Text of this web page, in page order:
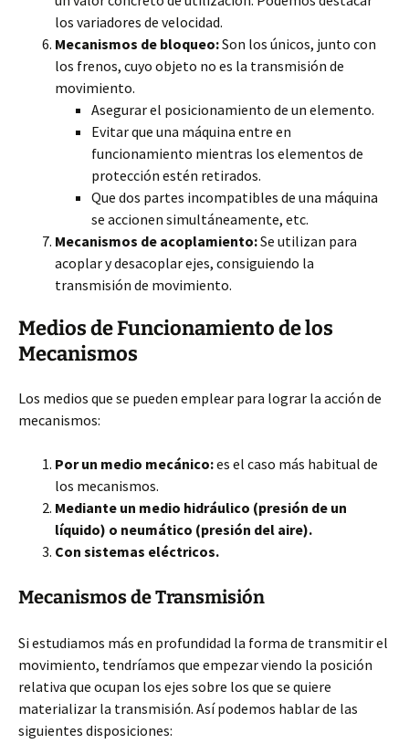
los variadores de velocidad.
Mecanismos de bloqueo:Son los únicos, junto con
los frenos, cuyo objeto no es la transmisión de
movimiento.
Asegurar el posicionamiento de un elemento.
Evitar que una máquina entre en
funcionamiento mientras los elementos de
protección estén retirados.
Que dos partes incompatibles de una máquina
se accionen simultáneamente, etc.
Mecanismos de acoplamiento:Se utilizan para
acoplar y desacoplar ejes, consiguiendo la
transmisión de movimiento.
Medios de Funcionamiento de los
Mecanismos
Los medios que se pueden emplear para lograr la acción de
mecanismos:
Por un medio mecánico:es el caso más habitual de
los mecanismos.
Mediante un medio hidráulico (presión de un
líquido) o neumático (presión del aire).
Con sistemas eléctricos.
Mecanismos de Transmisión
Si estudiamos más en profundidad la forma de transmitir el
movimiento, tendríamos que empezar viendo la posición
relativa que ocupan los ejes sobre los que se quiere
materializar la transmisión. Así podemos hablar de las
siguientes disposiciones: